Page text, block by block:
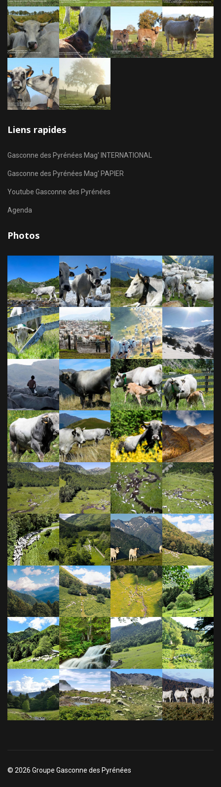
Liens rapides
Gasconne des Pyrénées Mag' INTERNATIONAL
Gasconne des Pyrénées Mag' PAPIER
Youtube Gasconne des Pyrénées
Agenda
Photos
© 2026 Groupe Gasconne des Pyrénées